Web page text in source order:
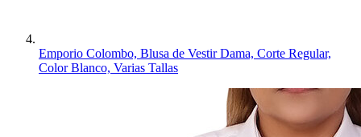
Emporio Colombo, Blusa de Vestir Dama, Corte Regular,
Color Blanco, Varias Tallas